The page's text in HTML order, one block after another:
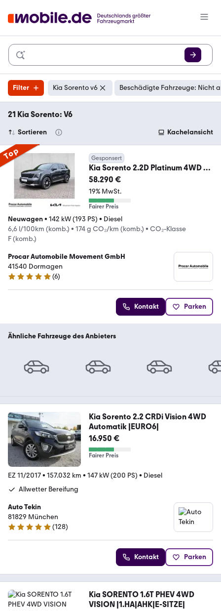
Filter Kia Sorento v6 Beschädigte Fahrzeuge: Nicht
21 Kia Sorento: V6
Sortieren Kachelansicht
Top Gesponsert
Kia Sorento 2.2D Platinum 4WD 6S
Nappa Pano Vollauss
58.290 €
19% MwSt.
Fairer Preis
Neuwagen• 142 kW (193 PS) • Diesel
6,6 l/100km (komb.) • 174 g CO₂/km (komb.) • CO₂-Klasse
F (komb.)
Procar Automobile Movement GmbH
41540 Dormagen
5 Sterne
(6)
Kontakt Parken
Ähnliche Fahrzeuge des Anbieters
Kia Sorento 2.2 CRDi Vision 4WD
Automatik |EURO6|
16.950 €
Fairer Preis
EZ 11/2017• 157.032 km • 147 kW (200 PS) • Diesel
Allwetter Bereifung
Auto Tekin
81829 München
4.8 Sterne
(128)
Kontakt Parken
Kia SORENTO 1.6T PHEV 4WD
VISION |1.HA|AHK|E-SITZE|